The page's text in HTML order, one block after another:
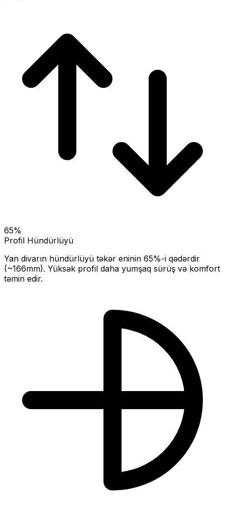
65%
Profil Hündürlüyü
Yan divarın hündürlüyü təkər eninin 65%-i qədərdir
(~166mm). Yüksək profil daha yumşaq sürüş və komfort
təmin edir.